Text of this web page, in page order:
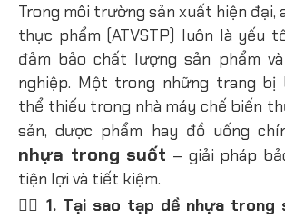
Trong môi trường sản xuất hiện đại,
thực phẩm (ATVSTP) luôn là yếu
đảm bảo chất lượng sản phẩm
nghiệp. Một trong những trang bị
thể thiếu trong nhà máy chế biến
sản, dược phẩm hay đồ uống
nhựa trong suốt – giải pháp
tiện lợi và tiết kiệm.
🧍‍♂️ 1. Tại sao tạp dề nhựa trong